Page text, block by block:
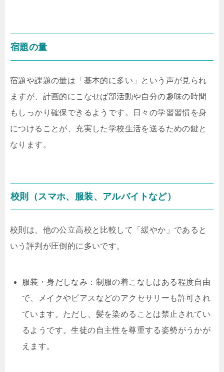
宿題の量
宿題や課題の量は「基本的に多い」という声が見られ
ますが、計画的にこなせば部活動や自分の趣味の時間
もしっかり確保できるようです。日々の学習習慣を身
につけることが、充実した学校生活を送るための鍵と
なります。
校則（スマホ、服装、アルバイトなど）
校則は、他の公立高校と比較して「緩やか」であると
いう評判が圧倒的に多いです。
服装・身だしなみ：制服の着こなしはある程度自由
で、メイクやピアスなどのアクセサリーも許可され
ています。ただし、髪を染めることは禁止されてい
るようです。生徒の自主性を尊重する姿勢がうかが
えます。